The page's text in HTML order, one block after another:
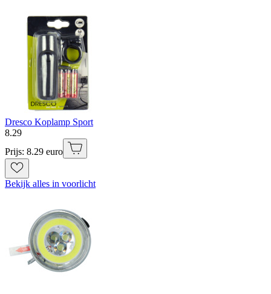
Dresco Koplamp Sport
8.29
Prijs: 8.29 euro
Bekijk alles in voorlicht